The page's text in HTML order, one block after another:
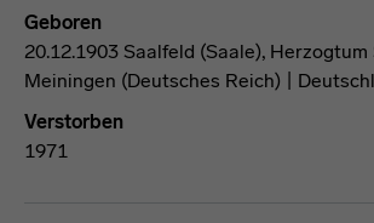
Geboren
20.12.1903 Saalfeld (Saale),
Meiningen (Deutsches Reich) |
Verstorben
1971